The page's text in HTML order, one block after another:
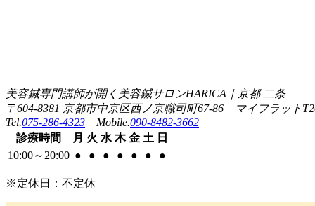
美容鍼専門講師が開く美容鍼サロンHARICA｜京都 二条
〒604-8381 京都市中京区西ノ京職司町67-86 マイフラット
Tel.075-286-4323 Mobile.090-8482-3662
診療時間 月 火 水 木 金 土 日
10:00～20:00 ● ● ● ● ● ● ●
※定休日：不定休